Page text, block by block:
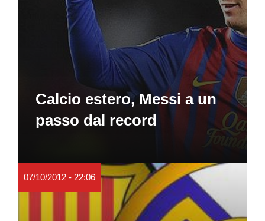
Calcio estero, Messi a un
passo dal record
07/10/2012 - 22:06